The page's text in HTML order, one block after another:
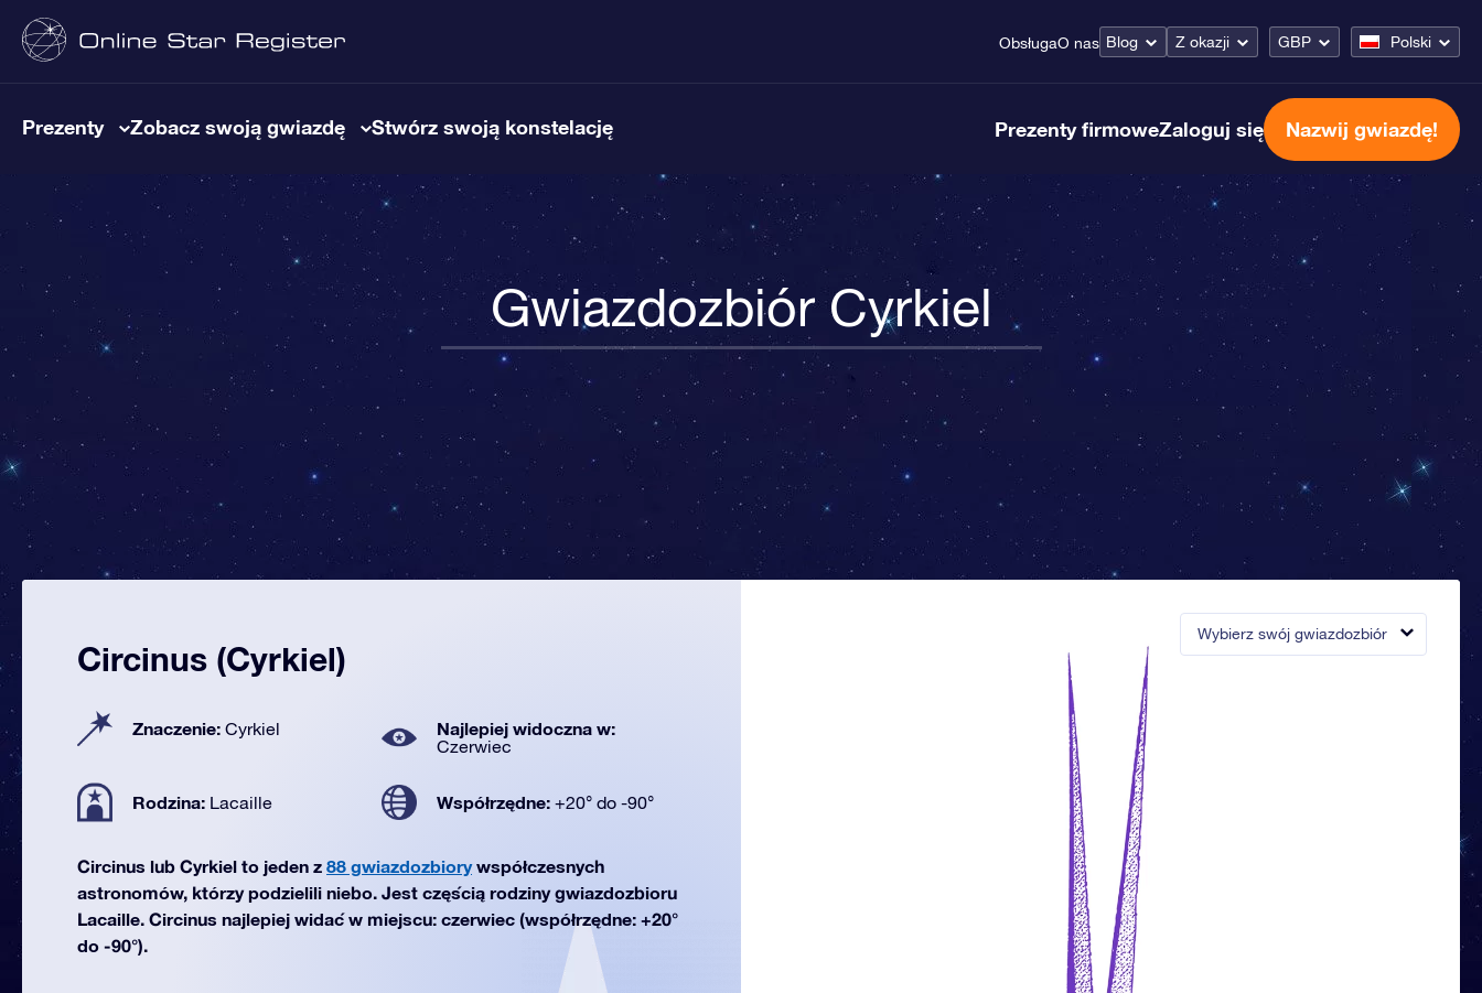
ObsługaO nas Blog Z okazji GBP Polski
Prezenty Zobacz swoją gwiazdę Stwórz swoją konstelację Prezenty firmoweZaloguj się Nazwij gwiazdę!
Gwiazdozbiór Cyrkiel
Wybierz swój gwiazdozbiór
Circinus (Cyrkiel)
Znaczenie: Cyrkiel Najlepiej widoczna w:
Czerwiec
Rodzina: Lacaille Współrzędne: +20° do -90°
Circinus lub Cyrkiel to jeden z 88 gwiazdozbiorywspółczesnych
astronomów, którzy podzielili niebo. Jest częścią rodziny gwiazdozbioru
Lacaille. Circinus najlepiej widać w miejscu: czerwiec (współrzędne: +20°
do -90°).